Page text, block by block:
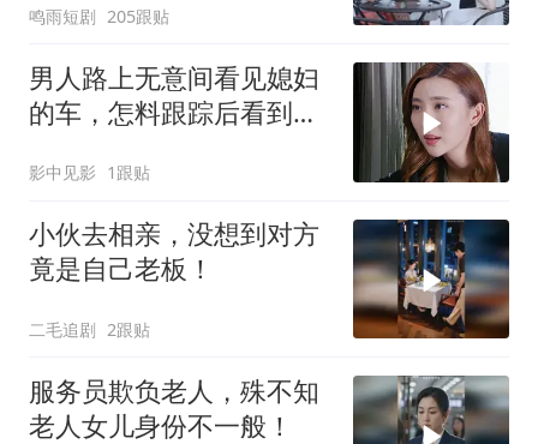
鸣雨短剧 205跟贴
男人路上无意间看见媳妇
的车，怎料跟踪后看到的
影中见影 1跟贴
小伙去相亲，没想到对方
竟是自己老板！
二毛追剧 2跟贴
服务员欺负老人，殊不知
老人女儿身份不一般！